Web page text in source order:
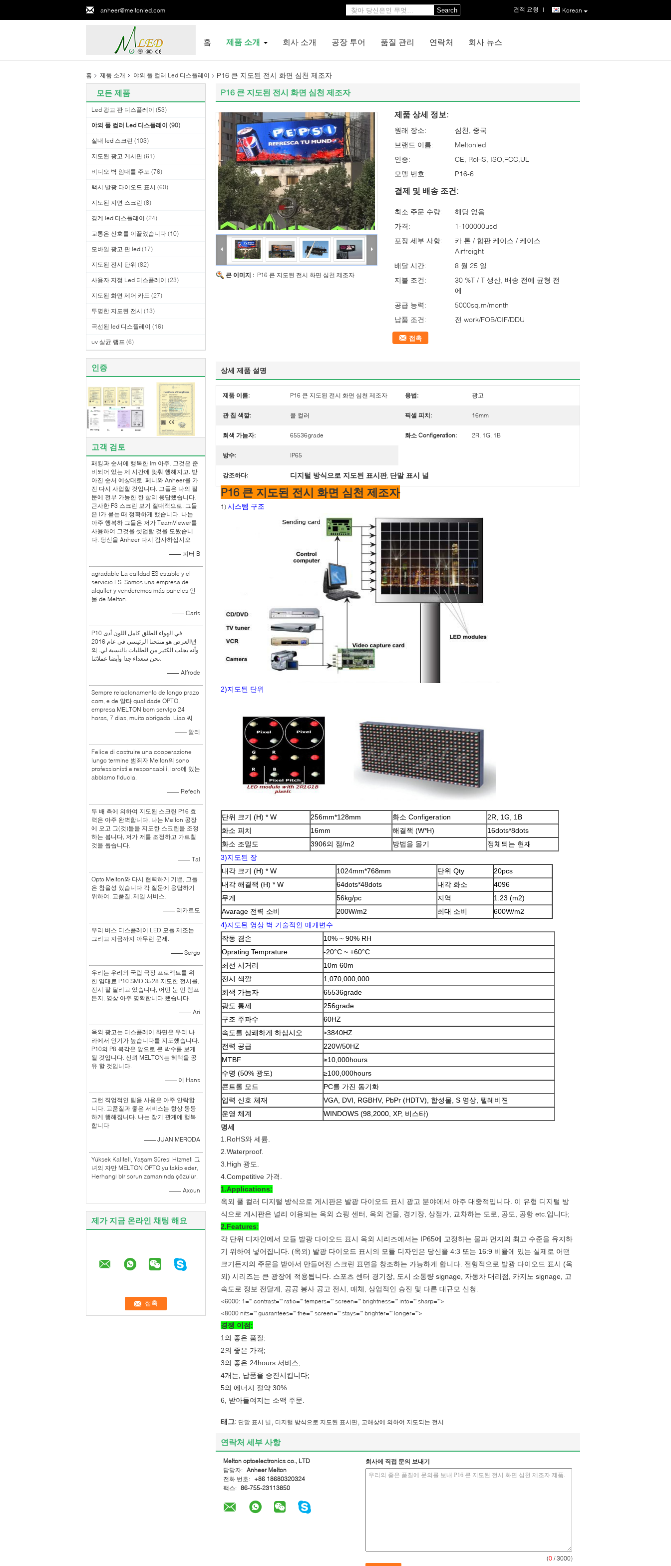
anheer@meltonled.com Korean
견적 요청 |
Search
홈 제품 소개 회사 소개 공장 투어 품질 관리 연락처 회사 뉴스
홈 제품 소개 야외 풀 컬러 Led 디스플레이 P16 큰 지도된 전시 화면 심천 제조자
모든 제품
Led 광고 판 디스플레이 (53)
야외 풀 컬러 Led 디스플레이 (90)
실내 led 스크린 (103)
지도된 광고 게시판 (61)
비디오 벽 임대를 주도 (76)
택시 발광 다이오드 표시 (60)
지도된 지면 스크린 (8)
경계 led 디스플레이 (24)
교통은 신호를 이끌었습니다 (10)
모바일 광고 판 led (17)
지도된 전시 단위 (82)
사용자 지정 Led 디스플레이 (23)
지도된 화면 제어 카드 (27)
투명한 지도된 전시 (13)
곡선된 led 디스플레이 (16)
uv 살균 램프 (6)
인증
고객 검토
패킹과 순서에 행복한 lm 아주. 그것은 준
비되어 있는 제 시간에 맞춰 행해지고. 받
아진 순서 예상대로. 페니와 Anheer를 가
진 다시 사업할 것입니다. 그들은 나의 질
문에 전부 가능한 한 빨리 응답했습니다.
근사한 P3 스크린 보기 절대적으로. 그들
은 l가 묻는 때 정확하게 했습니다. 나는
아주 행복하 그들은 저가 TeamViewer를
사용하여 그것을 셋업할 것을 도왔습니
다. 당신을 Anheer 다시 감사하십시오
—— 피터 B
agradable La calidad ES estable y el
servicio ES. Somos una empresa de
alquiler y venderemos más paneles 인
물 de Melton.
—— Carls
P10 في الهواء الطلق كامل اللون أدى
العرض هو منتجنا الرئيسي في عام 2016년
의 وأنه يجلب الكثير من الطلبات بالنسبة لي.
نحن سعداء جدا وأيضا عملائنا.
—— Alfrode
Sempre relacionamento de longo prazo
com, e de 알타 qualidade OPTO,
empresa MELTON bom serviço 24
horas, 7 dias, muito obrigado. Liao 씨
—— 알리
Felice di costruire una cooperazione
lungo termine 범죄자 Melton의 sono
professionisti e responsabili, loro에 있는
abbiamo fiducia.
—— Refech
두 배 측에 의하여 지도된 스크린 P16 효
력은 아주 완벽합니다, 나는 Melton 공장
에 오고 그(것)들을 지도한 스크린을 조정
하는 봅니다, 저가 저를 조정하고 가르칠
것을 돕습니다.
—— Tal
Opto Melton와 다시 협력하게 기쁜, 그들
은 참을성 있습니다 각 질문에 응답하기
위하여. 고품질, 제일 서비스.
—— 리카르도
우리 버스 디스플레이 LED 모듈 제조는
그리고 지금까지 아무런 문제.
—— Sergo
우리는 우리의 국립 극장 프로젝트를 위
한 임대료 P10 SMD 3528 지도한 전시를,
전시 잘 달리고 있습니다, 어떤 눈 먼 램프
든지, 영상 아주 명확합니다 했습니다.
—— Ari
옥외 광고는 디스플레이 화면은 우리 나
라에서 인기가 높습니다를 지도했습니다.
P10의 P8 복각은 앞으로 큰 박수를 보게
될 것입니다. 신뢰 MELTON는 혜택을 공
유 할 것입니다.
—— 이 Hans
그런 직업적인 팀을 사용은 아주 안락합
니다. 고품질과 좋은 서비스는 항상 동등
하게 행해집니다. 나는 장기 관계에 행복
합니다
—— JUAN MERODA
Yüksek Kaliteli, Yașam Süresi Hizmeti 그
녀의 자만 MELTON OPTO'yu takip eder,
Herhangi bir sorun zamanında çözülür.
—— Axcun
제가 지금 온라인 채팅 해요
P16 큰 지도된 전시 화면 심천 제조자
큰 이미지 : P16 큰 지도된 전시 화면 심천 제조자
제품 상세 정보:
원래 장소:
심천, 중국
브랜드 이름:
Meltonled
인증:
CE, RoHS, ISO,FCC,UL
모델 번호:
P16-6
결제 및 배송 조건:
최소 주문 수량:
해당 없음
가격:
1-100000usd
포장 세부 사항:
카 톤 / 합판 케이스 / 케이스
Airfreight
배달 시간:
8 월 25 일
지불 조건:
30 %T / T 생산, 배송 전에 균형 전
에
공급 능력:
5000sq.m/month
납품 조건:
전 work/FOB/CIF/DDU
접촉
상세 제품 설명
제품 이름: P16 큰 지도된 전시 화면 심천 제조자 용법: 광고
관 칩 색깔: 풀 컬러 픽셀 피치: 16mm
회색 가늠자: 65536grade 화소 Configeration: 2R, 1G, 1B
방수: IP65
강조하다: 디지털 방식으로 지도된 표시판, 단말 표시 널
P16 큰 지도된 전시 화면 심천 제조자
1) 시스템 구조
2)지도된 단위
단위 크기 (H) * W 256mm*128mm 화소 Configeration
2R, 1G, 1B
화소 피치
16mm 해결책 (W*H)
16dots*8dots
화소 조밀도
3906의 점/m2 방법을 몰기
정체되는 현재
3)지도된 장
내각 크기 (H) * W
1024mm*768mm 단위 Qty
20pcs
내각 해결책 (H) * W
64dots*48dots 내각 화소
4096
무게
56kg/pc 지역
1.23 (m2)
Avarage 전력 소비
200W/m2 최대 소비
600W/m2
4)지도된 영상 벽 기술적인 매개변수
작동 겸손
10% ~ 90% RH
Oprating Temprature
-20°C ~ +60°C
최선 시거리
10m 60m
전시 색깔
1,070,000,000
회색 가늠자
65536grade
광도 통제
256grade
구조 주파수
60HZ
속도를 상쾌하게 하십시오
>3840HZ
전력 공급
220V/50HZ
MTBF
≥10,000hours
수명 (50% 광도)
≥100,000hours
콘트롤 모드
PC를 가진 동기화
입력 신호 체재
VGA, DVI, RGBHV, PbPr (HDTV), 합성물, S 영상, 텔레비젼
운영 체계
WINDOWS (98,2000, XP, 비스타)
명세
1.RoHS와 세륨.
2.Waterproof.
3.High 광도.
4.Competitive 가격.
1.Applications:
옥외 풀 컬러 디지털 방식으로 게시판은 발광 다이오드 표시 광고 분야에서 아주 대중적입니다. 이 유형 디지털 방
식으로 게시판은 널리 이용되는 옥외 쇼핑 센터, 옥외 건물, 경기장, 상점가, 교차하는 도로, 공도, 공항 etc.입니다;
2.Features:
각 단위 디자인에서 모듈 발광 다이오드 표시 옥외 시리즈에서는 IP65에 교정하는 물과 먼지의 최고 수준을 유지하
기 위하여 넣어집니다. (옥외) 발광 다이오드 표시의 모듈 디자인은 당신을 4:3 또는 16:9 비율에 있는 실제로 어떤
크기든지의 주문을 받아서 만들어진 스크린 표면을 창조하는 가능하게 합니다. 전형적으로 발광 다이오드 표시 (옥
외) 시리즈는 큰 광장에 적용됩니다. 스포츠 센터 경기장, 도시 소통량 signage, 자동차 대리점, 카지노 signage, 고
속도로 정보 전달계, 공공 봉사 공고 전시, 매체, 상업적인 승진 및 다른 대규모 신청.
<6000: 1="" contrast="" ratio="" tempers="" screen="" brightness="" into="" sharp="">
<8000 nits="" guarantees="" the="" screen="" stays="" brighter="" longer="">
경쟁 이점:
1의 좋은 품질;
2의 좋은 가격;
3의 좋은 24hours 서비스;
4개는, 납품을 승진시킵니다;
5의 에너지 절약 30%
6, 받아들여지는 소액 주문.
태그: 단말 표시 널 디지털 방식으로 지도된 표시판 고해상에 의하여 지도되는 전시
연락처 세부 사항
Melton optoelectronics co., LTD
담당자: Anheer Melton
전화 번호:
+86 18680320324
팩스: 86-755-23113850
회사에 직접 문의 보내기
(0 / 3000)